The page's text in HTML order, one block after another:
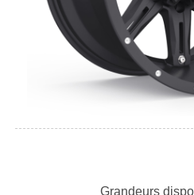
Grandeurs